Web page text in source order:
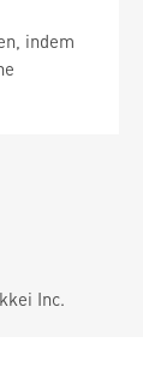
indem
Inc.